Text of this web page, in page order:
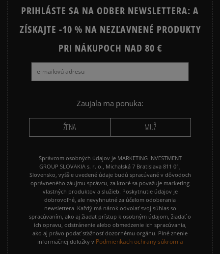
Ako zhromažďujeme recenzie?
Recenzie zákazníkov
PRIHLÁSTE SA NA ODBER NEWSLETTERA: A
ZÍSKAJTE -10 % NA NEZĽAVNENÉ PRODUKTY
PRI NÁKUPOCH NAD 80 €
Zaujala ma ponuka:
ŽENA MUŽ
Správcom osobných údajov je MARKETING INVESTMENT
GROUP SLOVAKIA s. r. o., Michalská 7 Bratislava 811 01,
Slovensko, vyššie uvedené údaje budú spracúvané v dôvodoch
oprávneného záujmu správcu, za ktoré sa považuje marketing
vlastných produktov a služieb. Poskytnutie údajov je
dobrovoľné, ale nevyhnutné za účelom odoberania
newslettera. Každý má nárok odvolať svoj súhlas so
spracúvaním, ako aj žiadať prístup k osobným údajom, žiadať o
ich opravu, odstránenie alebo obmedzenie ich spracúvania,
ako aj právo podať sťažnosť dozornému orgánu. Plné znenie
informačnej doložky v Podmienkach ochrany súkromia